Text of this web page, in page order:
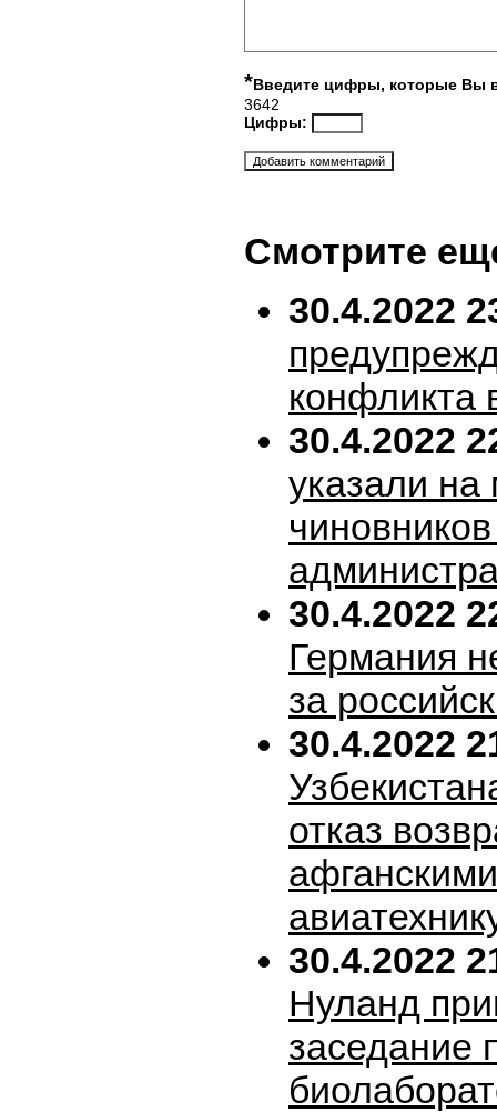
*Введите цифры, которые Вы
3642
Цифры:
Смотрите
30.4.2022
конфликта
30.4.2022
указали на
30.4.2022
Германия
за
30.4.2022
отказ
30.4.2022
Нуланд
заседание